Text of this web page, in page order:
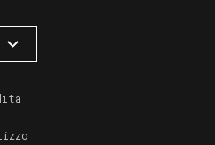
Italiano, $